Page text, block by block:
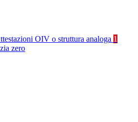
OIV o struttura analoga 1
zero